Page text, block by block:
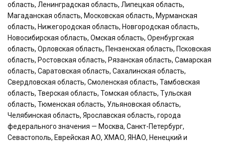
область, Ленинградская область, Липецкая область,
Магаданская область, Московская область, Мурманская
область, Нижегородская область, Новгородская область,
Новосибирская область, Омская область, Оренбургская
область, Орловская область, Пензенская область, Псковская
область, Ростовская область, Рязанская область, Самарская
область, Саратовская область, Сахалинская область,
Свердловская область, Смоленская область, Тамбовская
область, Тверская область, Томская область, Тульская
область, Тюменская область, Ульяновская область,
Челябинская область, Ярославская область, города
федерального значения — Москва, Санкт-Петербург,
Севастополь, Еврейская АО, ХМАО, ЯНАО, Ненецкий и